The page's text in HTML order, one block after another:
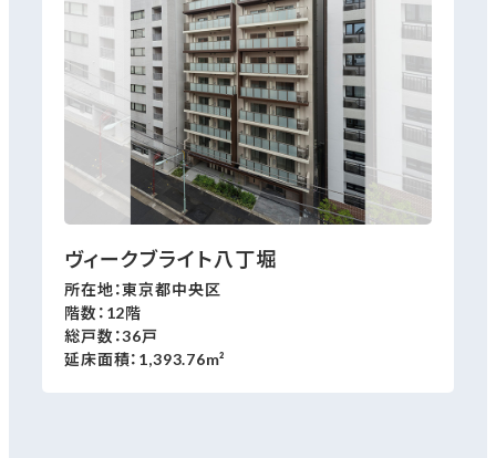
ヴィークブライト八丁堀
所在地：東京都中央区
階数：12階
総戸数：36戸
延床面積：1,393.76m²